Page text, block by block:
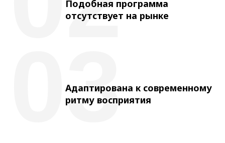
Подобная программа
отсутствует на рынке
Адаптирована к современному
ритму восприятия
03